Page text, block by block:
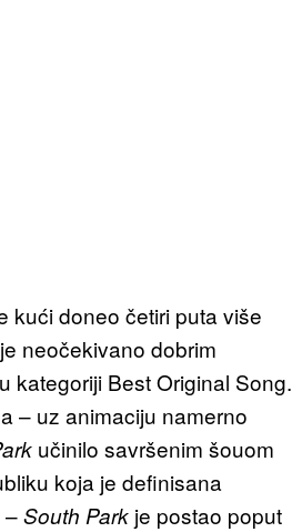
kući doneo četiri puta više
neočekivano dobrim
kategoriji Best Original Song.
– uz animaciju namerno
učinilo savršenim šouom
koja je definisana
–South Park je postao poput